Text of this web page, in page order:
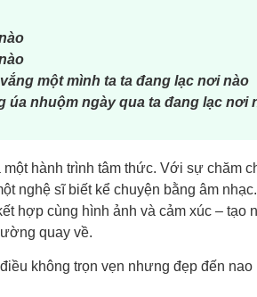
một mình ta ta đang lạc nơi nào
úa nhuộm ngày qua ta đang lạc nơi
một hành trình tâm thức. Với sự chăm
nghệ sĩ biết kể chuyện bằng âm
hợp cùng hình ảnh và cảm xúc – tạo
quay về.
không trọn vẹn nhưng đẹp đến nao